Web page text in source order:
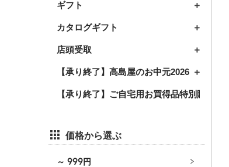
ギフト
カタログギフト
店頭受取
【承り終了】高島屋のお中元2026
【承り終了】ご自宅用お買得品特別販売2026
価格から選ぶ
～ 999円